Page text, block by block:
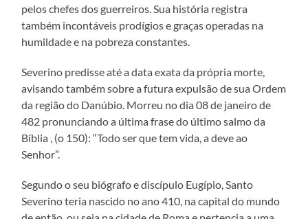
pelos chefes dos guerreiros. Sua história registra
também incontáveis prodígios e graças operadas na
humildade e na pobreza constantes.
Severino predisse até a data exata da própria morte,
avisando também sobre a futura expulsão de sua Ordem
da região do Danúbio. Morreu no dia 08 de janeiro de
482 pronunciando a última frase do último salmo da
Bíblia , (o 150): “Todo ser que tem vida, a deve ao
Senhor”.
Segundo o seu biógrafo e discípulo Eugípio, Santo
Severino teria nascido no ano 410, na capital do mundo